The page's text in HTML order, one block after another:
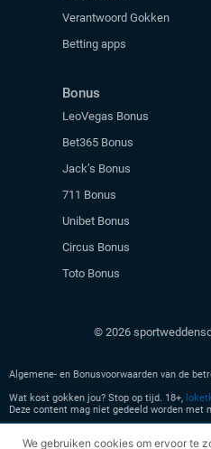
Verantwoord Gokken
Betting apps
Bonus
LeoVegas Bonus
Bet365 Bonus
Jack’s Bonus
711 Bonus
Unibet Bonus
Circus Bonus
Toto Bonus
© 2026
Algemene- en Bonusvoorwaarden van de
Wat kost gokken jou? Stop op tijd. 18+,
Deze content mag niet gedeeld worden met
spelen.
We gebruiken cookies om ervoor te